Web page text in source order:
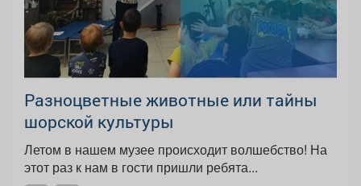
Разноцветные животные или тайны
шорской культуры
Летом в нашем музее происходит волшебство! На
этот раз к нам в гости пришли ребята...